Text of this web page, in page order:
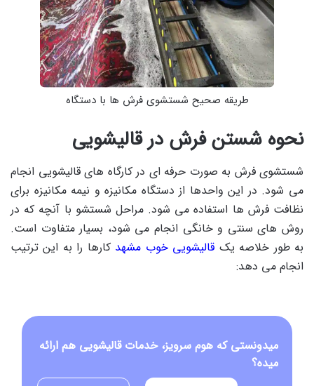
طریقه صحیح شستشوی فرش ها با دستگاه
نحوه شستن فرش در قالیشویی
شستشوی فرش به صورت حرفه ای در کارگاه های قالیشویی انجام
می شود. در این واحدها از دستگاه مکانیزه و نیمه مکانیزه برای
نظافت فرش ها استفاده می شود. مراحل شستشو با آنچه که در
روش های سنتی و خانگی انجام می شود، بسیار متفاوت است.
به طور خلاصه یک قالیشویی خوب مشهد کارها را به این ترتیب
انجام می دهد:
میدونستی که هوم سرویز، خدمات قالیشویی هم ارائه
میده؟